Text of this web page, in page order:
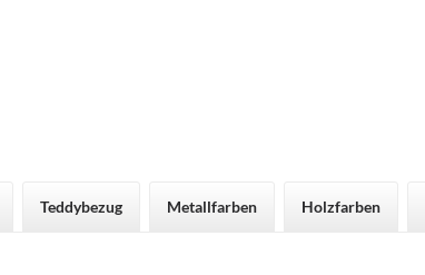
Teddybezug Metallfarben Holzfarben